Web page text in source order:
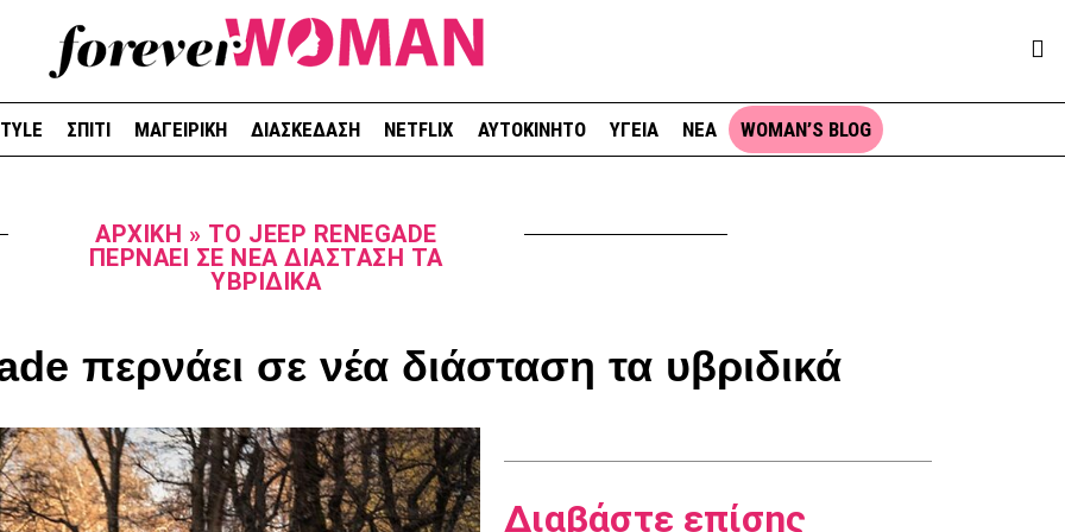
ΣΠΙΤΙ ΜΑΓΕΙΡΙΚΗ ΔΙΑΣΚΕΔΑΣΗ NETFLIX ΑΥΤΟΚΙΝΗΤΟ ΥΓΕΙΑ ΝΕΑ WOMAN’S BLOG
ΑΡΧΙΚΉ » ΤΟ JEEP RENEGADE
ΠΕΡΝΆΕΙ ΣΕ ΝΈΑ ΔΙΆΣΤΑΣΗ ΤΑ
ΥΒΡΙΔΙΚΆ
περνάει σε νέα διάσταση τα υβριδικά
Διαβάστε επίσης